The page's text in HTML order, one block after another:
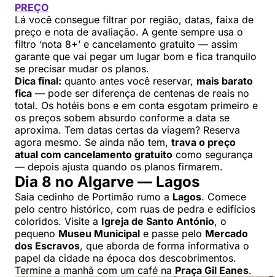
PREÇO
Lá você consegue filtrar por região, datas, faixa de
preço e nota de avaliação. A gente sempre usa o
filtro ‘nota 8+’ e cancelamento gratuito — assim
garante que vai pegar um lugar bom e fica tranquilo
se precisar mudar os planos.
Dica final: quanto antes você reservar, mais barato
fica — pode ser diferença de centenas de reais no
total. Os hotéis bons e em conta esgotam primeiro e
os preços sobem absurdo conforme a data se
aproxima. Tem datas certas da viagem? Reserva
agora mesmo. Se ainda não tem, trava o preço
atual com cancelamento gratuito como segurança
— depois ajusta quando os planos firmarem.
Dia 8 no Algarve — Lagos
Saia cedinho de Portimão rumo a Lagos. Comece
pelo centro histórico, com ruas de pedra e edifícios
coloridos. Visite a Igreja de Santo António, o
pequeno Museu Municipal e passe pelo Mercado
dos Escravos, que aborda de forma informativa o
papel da cidade na época dos descobrimentos.
Termine a manhã com um café na Praça Gil Eanes.